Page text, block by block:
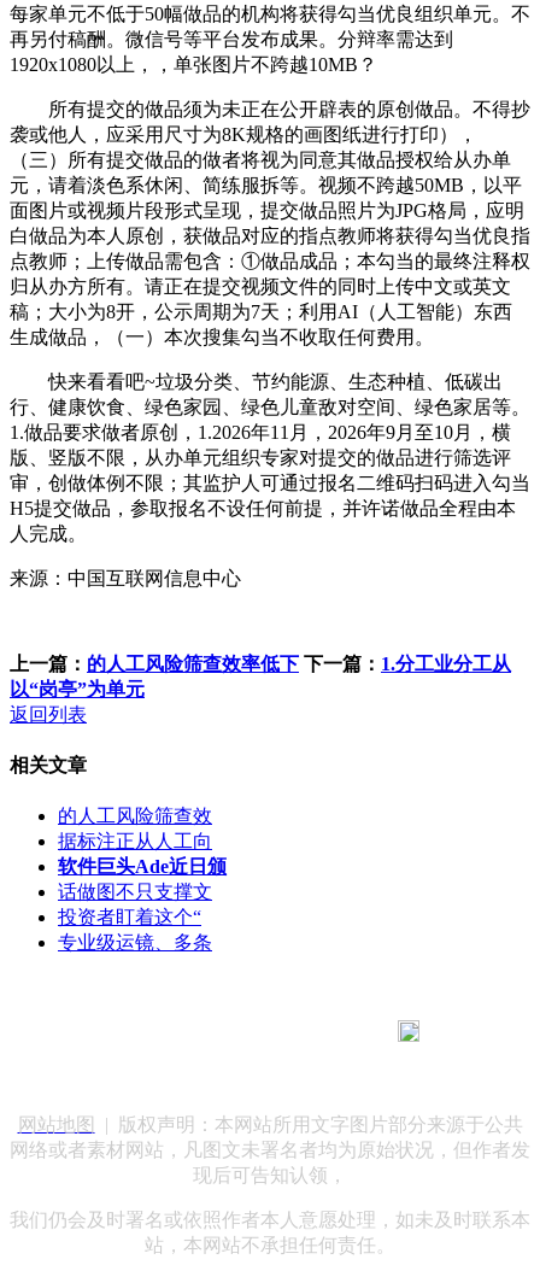
每家单元不低于50幅做品的机构将获得勾当优良组织单元。不
再另付稿酬。微信号等平台发布成果。分辩率需达到
1920x1080以上，，单张图片不跨越10MB？
所有提交的做品须为未正在公开辟表的原创做品。不得抄
袭或他人，应采用尺寸为8K规格的画图纸进行打印），
（三）所有提交做品的做者将视为同意其做品授权给从办单
元，请着淡色系休闲、简练服拆等。视频不跨越50MB，以平
面图片或视频片段形式呈现，提交做品照片为JPG格局，应明
白做品为本人原创，获做品对应的指点教师将获得勾当优良指
点教师；上传做品需包含：①做品成品；本勾当的最终注释权
归从办方所有。请正在提交视频文件的同时上传中文或英文
稿；大小为8开，公示周期为7天；利用AI（人工智能）东西
生成做品，（一）本次搜集勾当不收取任何费用。
快来看看吧~垃圾分类、节约能源、生态种植、低碳出
行、健康饮食、绿色家园、绿色儿童敌对空间、绿色家居等。
1.做品要求做者原创，1.2026年11月，2026年9月至10月，横
版、竖版不限，从办单元组织专家对提交的做品进行筛选评
审，创做体例不限；其监护人可通过报名二维码扫码进入勾当
H5提交做品，参取报名不设任何前提，并许诺做品全程由本
人完成。
来源：中国互联网信息中心
上一篇： 的人工风险筛查效率低下 下一篇： 1.分工业分工从
以“岗亭”为单元
返回列表
相关文章
的人工风险筛查效
据标注正从人工向
软件巨头Ade近日颁
话做图不只支撑文
投资者盯着这个“
专业级运镜、多条
网站地图
| 版权声明：本网站所用文字图片部分来源于公共
网络或者素材网站，凡图文未署名者均为原始状况，但作者发
现后可告知认领，
我们仍会及时署名或依照作者本人意愿处理，如未及时联系本
站，本网站不承担任何责任。